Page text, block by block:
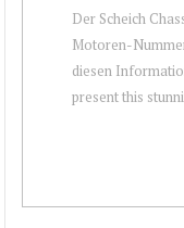
Der Scheich
Motoren-
diesen
present this